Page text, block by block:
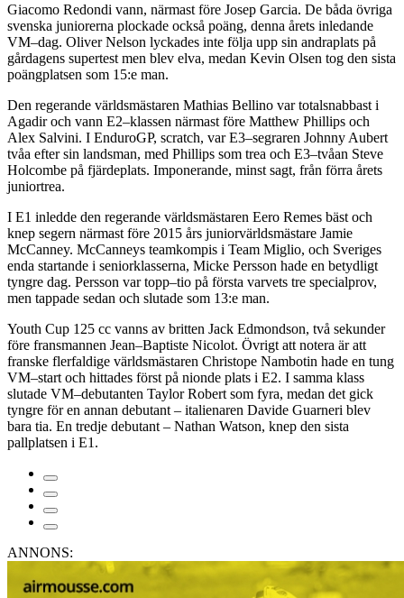
Giacomo Redondi vann, närmast före Josep Garcia. De båda övriga
svenska juniorerna plockade också poäng, denna årets inledande
VM–dag. Oliver Nelson lyckades inte följa upp sin andraplats på
gårdagens supertest men blev elva, medan Kevin Olsen tog den sista
poängplatsen som 15:e man.
Den regerande världsmästaren Mathias Bellino var totalsnabbast i
Agadir och vann E2–klassen närmast före Matthew Phillips och
Alex Salvini. I EnduroGP, scratch, var E3–segraren Johnny Aubert
tvåa efter sin landsman, med Phillips som trea och E3–tvåan Steve
Holcombe på fjärdeplats. Imponerande, minst sagt, från förra årets
juniortrea.
I E1 inledde den regerande världsmästaren Eero Remes bäst och
knep segern närmast före 2015 års juniorvärldsmästare Jamie
McCanney. McCanneys teamkompis i Team Miglio, och Sveriges
enda startande i seniorklasserna, Micke Persson hade en betydligt
tyngre dag. Persson var topp–tio på första varvets tre specialprov,
men tappade sedan och slutade som 13:e man.
Youth Cup 125 cc vanns av britten Jack Edmondson, två sekunder
före fransmannen Jean–Baptiste Nicolot. Övrigt att notera är att
franske flerfaldige världsmästaren Christope Nambotin hade en tung
VM–start och hittades först på nionde plats i E2. I samma klass
slutade VM–debutanten Taylor Robert som fyra, medan det gick
tyngre för en annan debutant – italienaren Davide Guarneri blev
bara tia. En tredje debutant – Nathan Watson, knep den sista
pallplatsen i E1.
ANNONS: